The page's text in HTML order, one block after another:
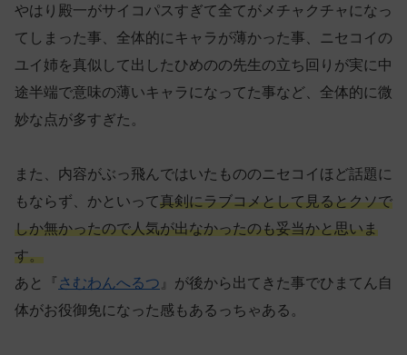
やはり殿一がサイコパスすぎて全てがメチャクチャになっ
てしまった事、全体的にキャラが薄かった事、ニセコイの
ユイ姉を真似して出したひめのの先生の立ち回りが実に中
途半端で意味の薄いキャラになってた事など、全体的に微
妙な点が多すぎた。
また、内容がぶっ飛んではいたもののニセコイほど話題に
もならず、かといって真剣にラブコメとして見るとクソで
しか無かったので人気が出なかったのも妥当かと思いま
す。
あと『 さむわんへるつ 』が後から出てきた事でひまてん自
体がお役御免になった感もあるっちゃある。